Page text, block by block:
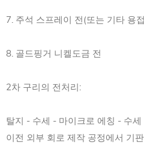
7. 주석 스프레이 전(또는 기타 용
8. 골드핑거 니켈도금 전
2차 구리의 전처리:
탈지 - 수세 - 마이크로 에칭 - 수
이전 외부 회로 제작 공정에서 기